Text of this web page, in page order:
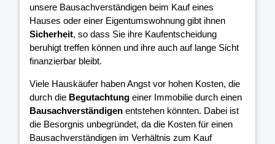
unsere Bausachverständigen beim Kauf eines
Hauses oder einer Eigentumswohnung gibt ihnen
Sicherheit, so dass Sie ihre Kaufentscheidung
beruhigt treffen können und ihre auch auf lange Sicht
finanzierbar bleibt.
Viele Hauskäufer haben Angst vor hohen Kosten, die
durch die Begutachtung einer Immobilie durch einen
Bausachverständigen entstehen könnten. Dabei ist
die Besorgnis unbegründet, da die Kosten für einen
Bausachverständigen im Verhältnis zum Kauf